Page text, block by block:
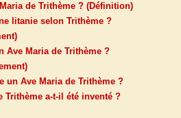
de Trithème ? (Définition)
litanie selon Trithème ?
Ave Maria de Trithème ?
un Ave Maria de Trithème ?
Trithème a-t-il été inventé ?